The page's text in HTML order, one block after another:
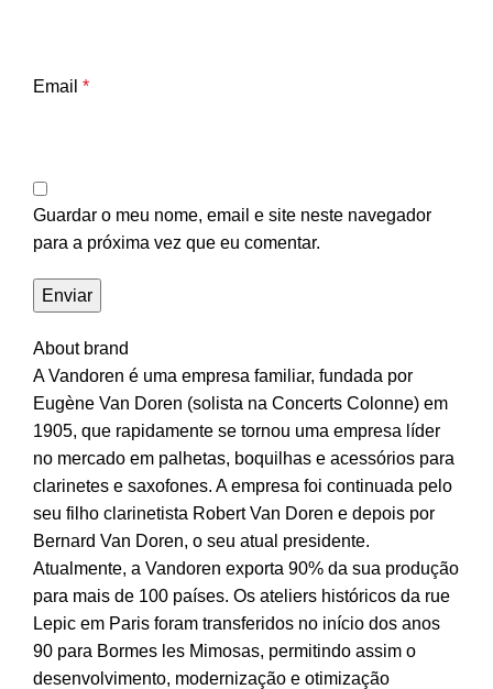
Email *
Guardar o meu nome, email e site neste navegador
para a próxima vez que eu comentar.
About brand
A Vandoren é uma empresa familiar, fundada por
Eugène Van Doren (solista na Concerts Colonne) em
1905, que rapidamente se tornou uma empresa líder
no mercado em palhetas, boquilhas e acessórios para
clarinetes e saxofones. A empresa foi continuada pelo
seu filho clarinetista Robert Van Doren e depois por
Bernard Van Doren, o seu atual presidente.
Atualmente, a Vandoren exporta 90% da sua produção
para mais de 100 países. Os ateliers históricos da rue
Lepic em Paris foram transferidos no início dos anos
90 para Bormes les Mimosas, permitindo assim o
desenvolvimento, modernização e otimização